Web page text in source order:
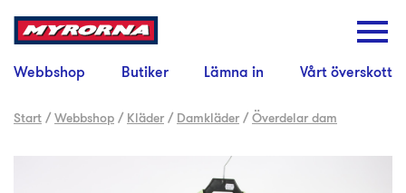
Webbshop Butiker Lämna in Vårt överskott
Start /Webbshop / Kläder / Damkläder /Överdelar dam